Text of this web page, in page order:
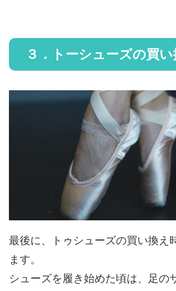
３．トーシューズの買
最後に、トゥシューズの買い換え
ます。
シューズを履き始めた頃は、足の